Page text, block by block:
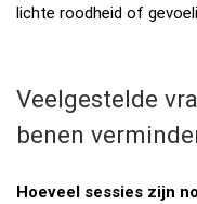
lichte roodheid of
Veelgestelde
benen
Hoeveel sessies zijn